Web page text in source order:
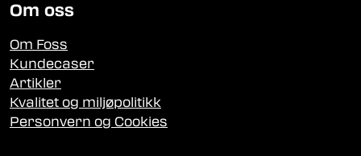
Om oss
Om Foss
Kundecaser
Artikler
Kvalitet og miljøpolitikk
Personvern og Cookies